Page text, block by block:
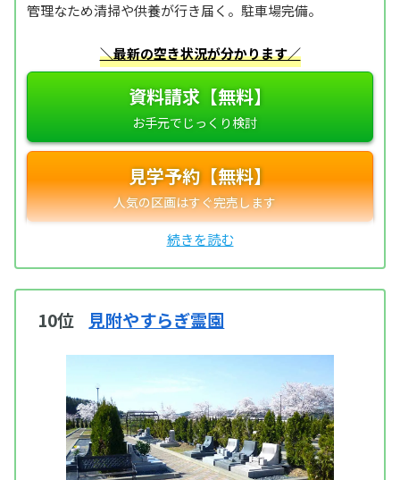
管理なため清掃や供養が行き届く。駐車場完備。
＼最新の空き状況が分かります／
資料請求【無料】
見学予約【無料】
10位 見附やすらぎ霊園